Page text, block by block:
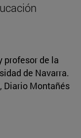
profesor de la
de Navarra.
Diario Montañés